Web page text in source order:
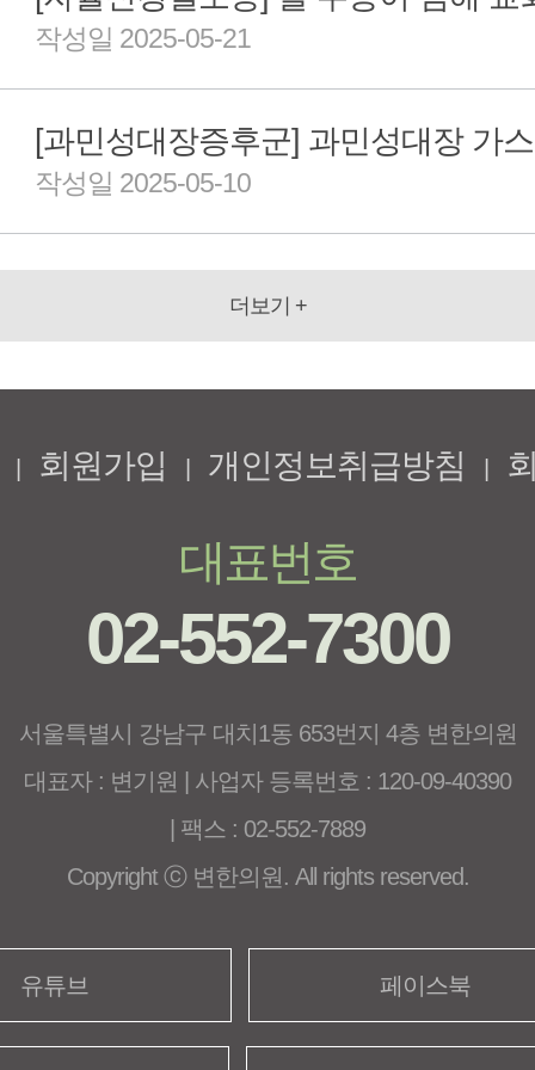
작성일 2025-05-21
작성일 2025-05-10
더보기 +
회원가입 개인정보취급방침
대표번호
02-552-7300
서울특별시 강남구 대치1동 653번지 4층 변한의원
대표자 : 변기원 | 사업자 등록번호 : 120-09-40390
| 팩스 : 02-552-7889
Copyright ⓒ 변한의원. All rights reserved.
유튜브 페이스북